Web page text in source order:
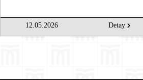
12.05.2026 Detay